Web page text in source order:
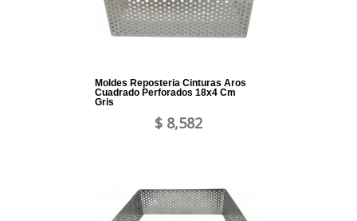
Moldes Reposteria Cinturas Aros
Cuadrado Perforados 18x4 Cm
Gris
$ 8,582